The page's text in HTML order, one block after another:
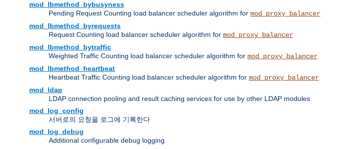
mod_lbmethod_bybusyness
Pending Request Counting load balancer scheduler algorithm for mod_proxy_balancer
mod_lbmethod_byrequests
Request Counting load balancer scheduler algorithm for mod_proxy_balancer
mod_lbmethod_bytraffic
Weighted Traffic Counting load balancer scheduler algorithm for mod_proxy_balancer
mod_lbmethod_heartbeat
Heartbeat Traffic Counting load balancer scheduler algorithm for mod_proxy_balancer
mod_ldap
LDAP connection pooling and result caching services for use by other LDAP modules
mod_log_config
서버로의 요청을 로그에 기록한다
mod_log_debug
Additional configurable debug logging